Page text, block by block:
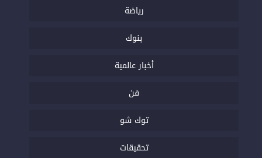
رياضة
بنوك
أخبار عالمية
فن
توك شو
تحقيقات